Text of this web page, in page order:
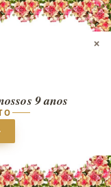
×
9 anos